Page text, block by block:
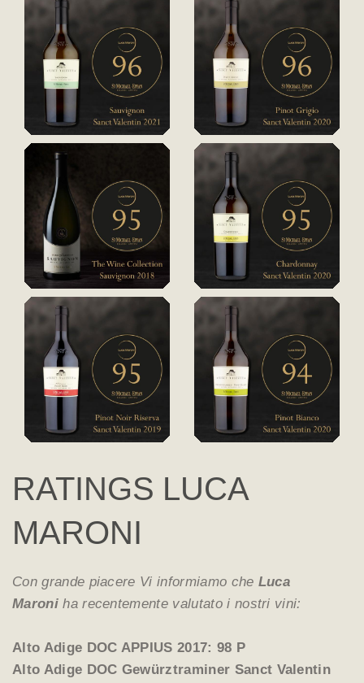
RATINGS LUCA
MARONI
Con grande piacere Vi informiamo che Luca
Maroniha recentemente valutato i nostri vini:
Alto Adige DOC APPIUS 2017: 98 P
Alto Adige DOC Gewürztraminer Sanct Valentin